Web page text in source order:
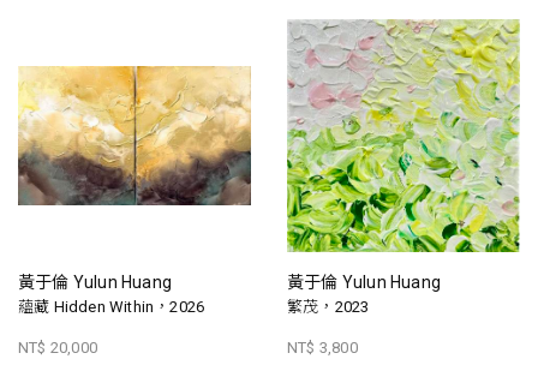
黃于倫 Yulun Huang
蘊藏 Hidden Within，2026
NT$ 20,000
黃于倫 Yulun Huang
繁茂，2023
NT$ 3,800